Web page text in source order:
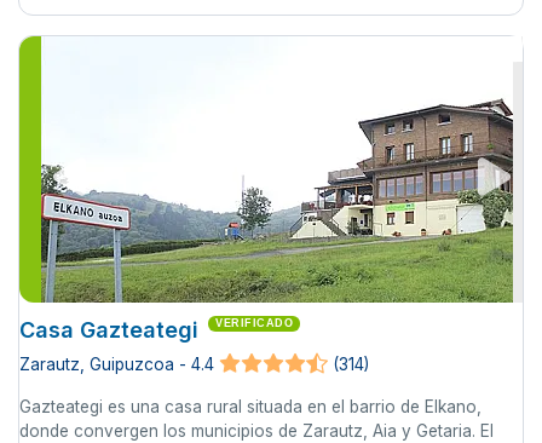
Casa Gazteategi VERIFICADO
Zarautz, Guipuzcoa - 4.4 (314)
Gazteategi es una casa rural situada en el barrio de Elkano,
donde convergen los municipios de Zarautz, Aia y Getaria. El